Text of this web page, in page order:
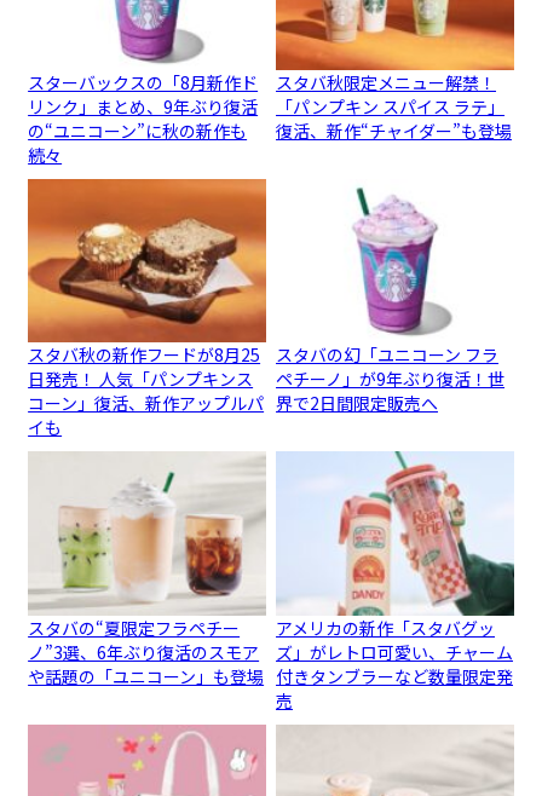
スターバックスの「8月新作ド
リンク」まとめ、9年ぶり復活
の“ユニコーン”に秋の新作も
続々
スタバ秋限定メニュー解禁！
「パンプキン スパイス ラテ」
復活、新作“チャイダー”も登場
スタバ秋の新作フードが8月25
日発売！ 人気「パンプキンス
コーン」復活、新作アップルパ
イも
スタバの幻「ユニコーン フラ
ペチーノ」が9年ぶり復活！世
界で2日間限定販売へ
スタバの“夏限定フラペチー
ノ”3選、6年ぶり復活のスモア
や話題の「ユニコーン」も登場
アメリカの新作「スタバグッ
ズ」がレトロ可愛い、チャーム
付きタンブラーなど数量限定発
売